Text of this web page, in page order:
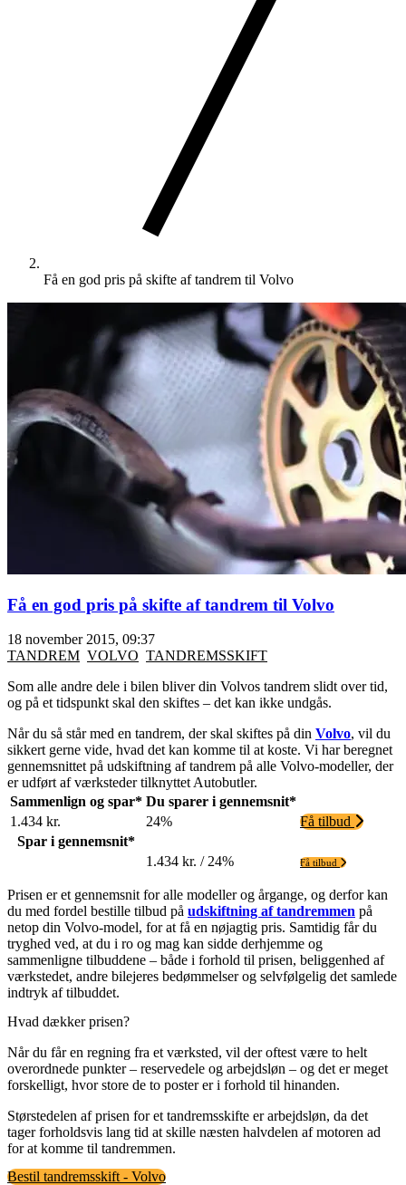
Få en god pris på skifte af tandrem til Volvo
Få en god pris på skifte af tandrem til Volvo
18 november 2015, 09:37
TANDREM VOLVO TANDREMSSKIFT
Som alle andre dele i bilen bliver din Volvos tandrem slidt over tid,
og på et tidspunkt skal den skiftes – det kan ikke undgås.
Når du så står med en tandrem, der skal skiftes på din Volvo, vil du
sikkert gerne vide, hvad det kan komme til at koste. Vi har beregnet
gennemsnittet på udskiftning af tandrem på alle Volvo-modeller, der
er udført af værksteder tilknyttet Autobutler.
Sammenlign og spar* Du sparer i gennemsnit*
1.434 kr.
24%
Få tilbud
Spar i gennemsnit*
1.434 kr. / 24%
Få tilbud
Prisen er et gennemsnit for alle modeller og årgange, og derfor kan
du med fordel bestille tilbud på udskiftning af tandremmen på
netop din Volvo-model, for at få en nøjagtig pris. Samtidig får du
tryghed ved, at du i ro og mag kan sidde derhjemme og
sammenligne tilbuddene – både i forhold til prisen, beliggenhed af
værkstedet, andre bilejeres bedømmelser og selvfølgelig det samlede
indtryk af tilbuddet.
Hvad dækker prisen?
Når du får en regning fra et værksted, vil der oftest være to helt
overordnede punkter – reservedele og arbejdsløn – og det er meget
forskelligt, hvor store de to poster er i forhold til hinanden.
Størstedelen af prisen for et tandremsskifte er arbejdsløn, da det
tager forholdsvis lang tid at skille næsten halvdelen af motoren ad
for at komme til tandremmen.
Bestil tandremsskift - Volvo